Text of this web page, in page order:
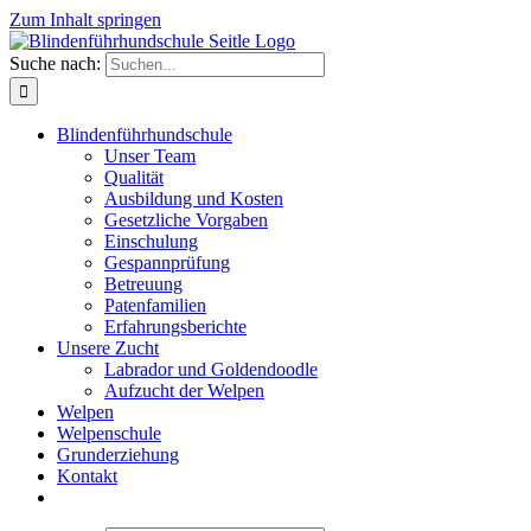
Zum Inhalt springen
Suche nach:
Blindenführhundschule
Unser Team
Qualität
Ausbildung und Kosten
Gesetzliche Vorgaben
Einschulung
Gespannprüfung
Betreuung
Patenfamilien
Erfahrungsberichte
Unsere Zucht
Labrador und Goldendoodle
Aufzucht der Welpen
Welpen
Welpenschule
Grunderziehung
Kontakt